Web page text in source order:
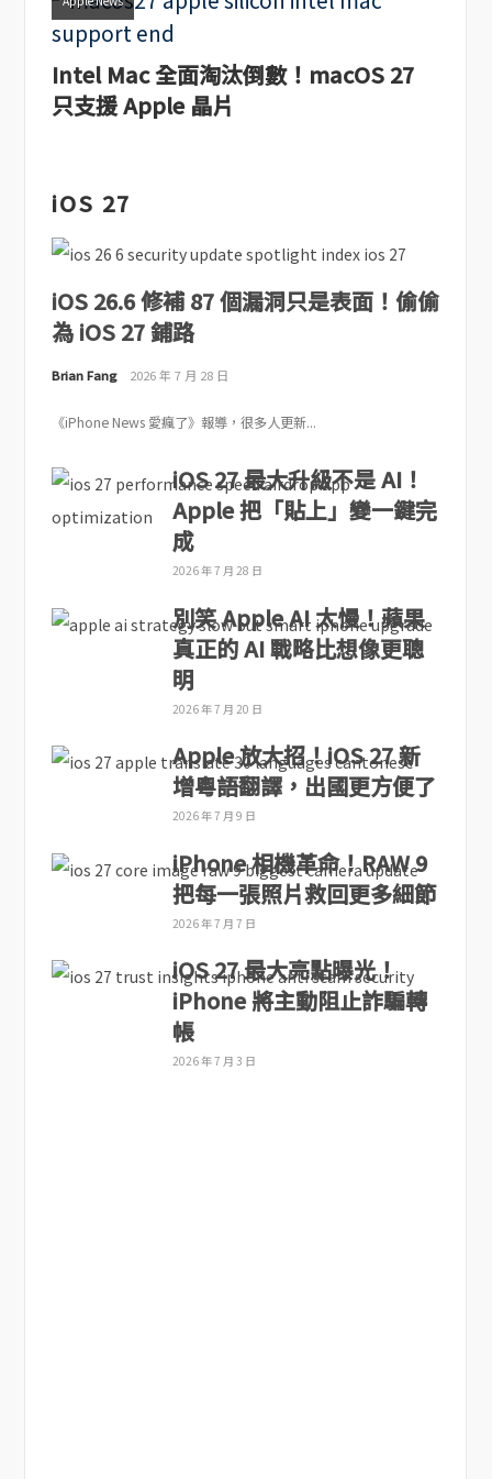
Intel Mac 全面淘汰倒數！macOS 27
只支援 Apple 晶片
iOS 27
iOS 26.6 修補 87 個漏洞只是表面！偷偷
為 iOS 27 鋪路
Brian Fang 2026 年 7 月 28 日
《iPhone News 愛瘋了》報導，很多人更新...
iOS 27 最大升級不是 AI！
Apple 把「貼上」變一鍵完
成
2026 年 7 月 28 日
別笑 Apple AI 太慢！蘋果
真正的 AI 戰略比想像更聰
明
2026 年 7 月 20 日
Apple 放大招！iOS 27 新
增粵語翻譯，出國更方便了
2026 年 7 月 9 日
iPhone 相機革命！RAW 9
把每一張照片救回更多細節
2026 年 7 月 7 日
iOS 27 最大亮點曝光！
iPhone 將主動阻止詐騙轉
帳
2026 年 7 月 3 日